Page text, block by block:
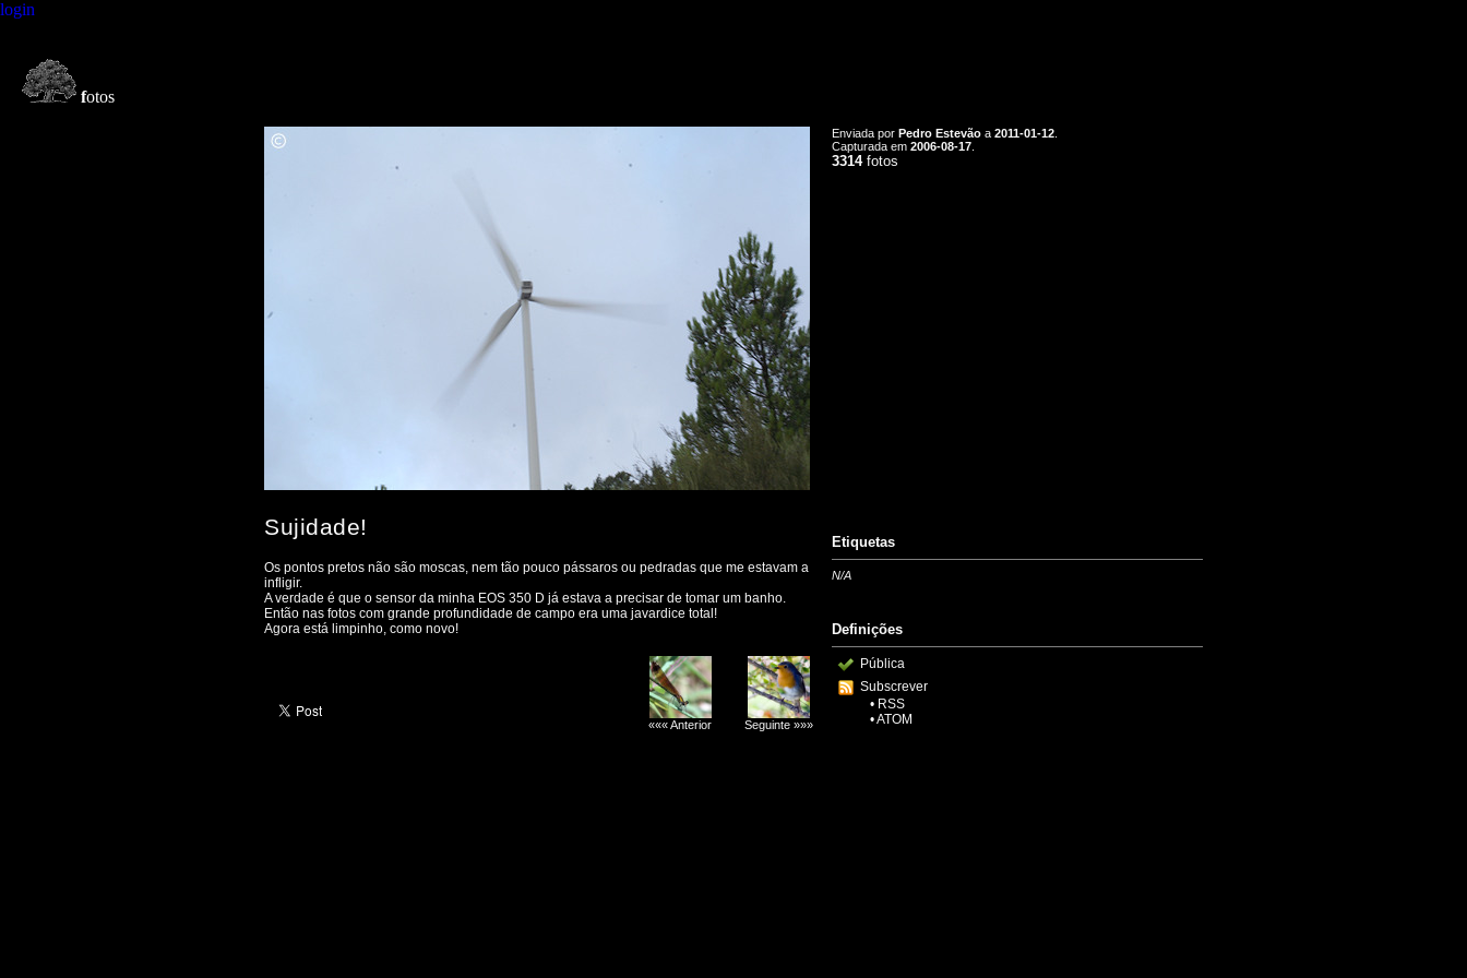
login
fotos
Sujidade!
Os pontos pretos não são moscas, nem tão pouco pássaros ou pedradas que me estavam a
infligir.
A verdade é que o sensor da minha EOS 350 D já estava a precisar de tomar um banho.
Então nas fotos com grande profundidade de campo era uma javardice total!
Agora está limpinho, como novo!
««« Anterior Seguinte »»»
Enviada por Pedro Estevão a 2011-01-12
Capturada em 2006-08-17
3314fotos
Etiquetas
N/A
Definições
Pública
Subscrever
• RSS
•ATOM